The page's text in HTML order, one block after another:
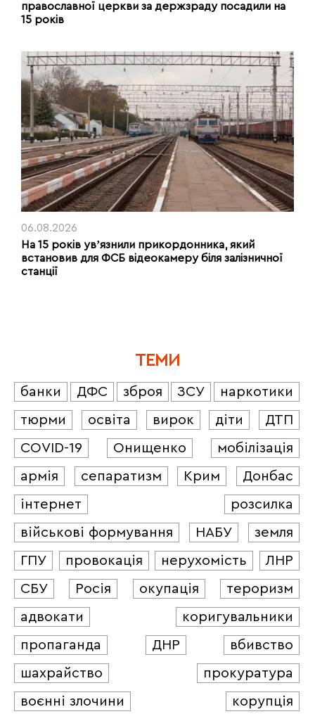
православної церкви за держзраду посадили на
15 років
06.08.2026
На 15 років увʼязнили прикордонника, який
встановив для ФСБ відеокамеру біля залізничної
станції
ТЕМИ
банки ДФС зброя ЗСУ
наркотики
тюрми
освіта вирок діти
ДТП
COVID-19
Онищенко
мобілізація
армія
сепаратизм Крим
Донбас
інтернет
розсилка
військові формування
НАБУ
земля
ГПУ
провокація нерухомість
ЛНР
СБУ
Росія окупація
тероризм
адвокати
коригувальники
пропаганда
ДНР
вбивство
шахрайство
прокуратура
воєнні злочини
корупція